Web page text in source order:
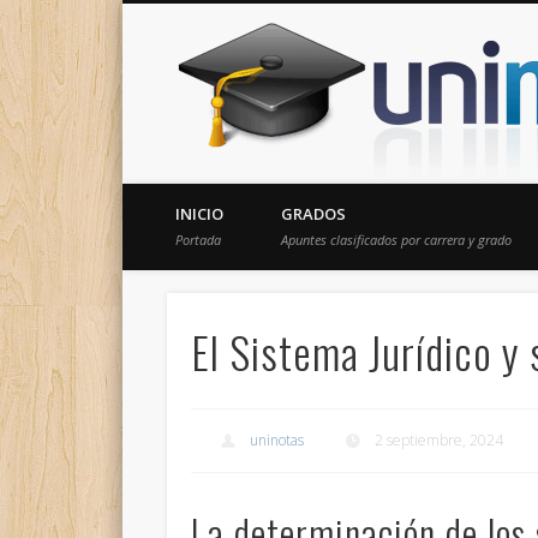
Donde encontrarás todas los apuntes de tu carrera
INICIO
Portada
GRADOS
Apuntes clasificados por carrera y grado
El Sistema Jurídico
uninotas 2 septiembre, 2024